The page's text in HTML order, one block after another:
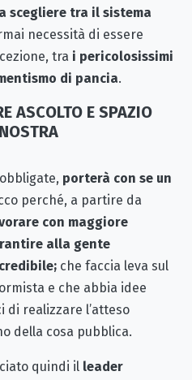
scegliere tra il sistema
necessità di essere
tra i pericolosissimi
di pancia.
ASCOLTO E SPAZIO
porterà con se un
perché, a partire da
con maggiore
alla gente
che faccia leva sul
e che abbia idee
di realizzare l’atteso
della cosa pubblica.
quindi il leader